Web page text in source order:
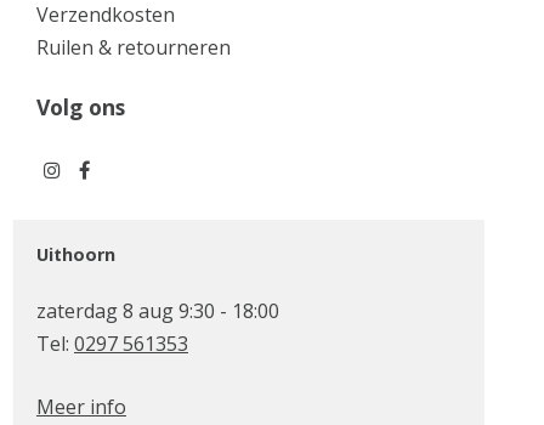
Verzendkosten
Ruilen & retourneren
Volg ons
Uithoorn
zaterdag 8 aug 9:30 - 18:00
Tel: 0297 561353
Meer info